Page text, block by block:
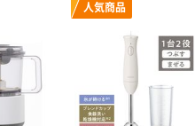
人気商品